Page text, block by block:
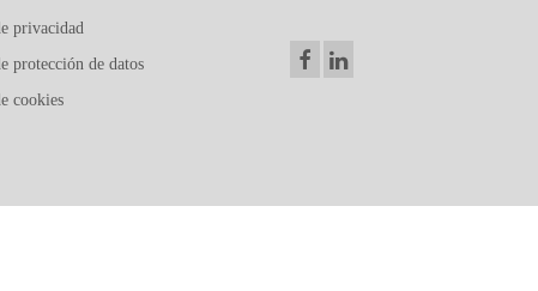
privacidad
protección de datos
cookies